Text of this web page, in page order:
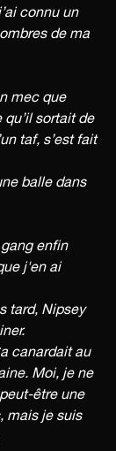
connu un
de ma
mec que
qu’il sortait de
taf, s’est fait
balle dans
enfin
j'en ai
tard, Nipsey
canardait au
Moi, je ne
être une
mais je suis